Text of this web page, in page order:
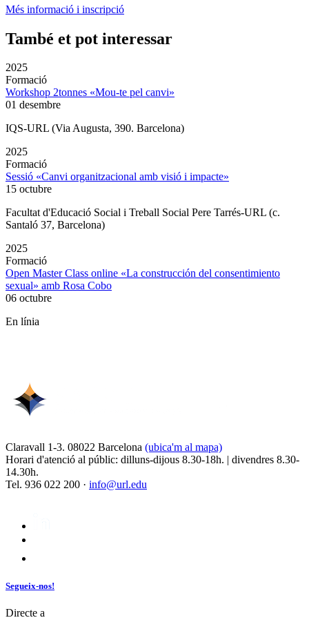
Més informació i inscripció
També et pot interessar
2025
Formació
Workshop 2tonnes «Mou-te pel canvi»
01 desembre
IQS-URL (Via Augusta, 390. Barcelona)
2025
Formació
Sessió «Canvi organitzacional amb visió i impacte»
15 octubre
Facultat d'Educació Social i Treball Social Pere Tarrés-URL (c.
Santaló 37, Barcelona)
2025
Formació
Open Master Class online «La construcción del consentimiento
sexual» amb Rosa Cobo
06 octubre
En línia
Claravall 1-3. 08022 Barcelona (ubica'm al mapa)
Horari d'atenció al públic: dilluns-dijous 8.30-18h. | divendres 8.30-
14.30h.
Tel. 936 022 200 · info@url.edu
Segueix-nos!
Directe a